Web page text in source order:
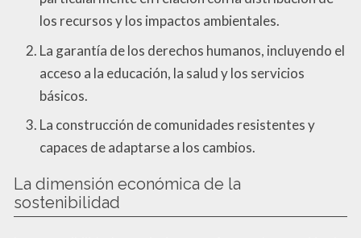
los recursos y los impactos ambientales.
La garantía de los derechos humanos, incluyendo el
acceso a la educación, la salud y los servicios
básicos.
La construcción de comunidades resistentes y
capaces de adaptarse a los cambios.
La dimensión económica de la
sostenibilidad